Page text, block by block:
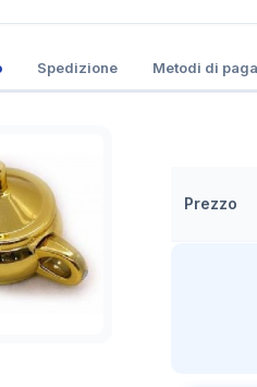
Spedizione Metodi di
Prezzo